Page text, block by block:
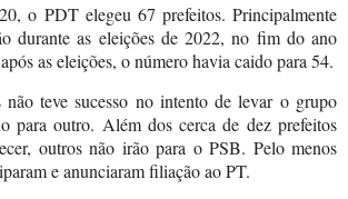
o PDT elegeu 67 prefeitos. Principalmente
durante as eleições de 2022, no fim do ano
as eleições, o número havia caido para 54.
teve sucesso no intento de levar o grupo
para outro. Além dos cerca de dez prefeitos
outros não irão para o PSB. Pelo menos
e anunciaram filiação ao PT.